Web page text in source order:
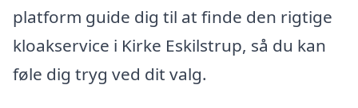
platform guide dig til at finde den rigtige
kloakservice i Kirke Eskilstrup, så du kan
føle dig tryg ved dit valg.